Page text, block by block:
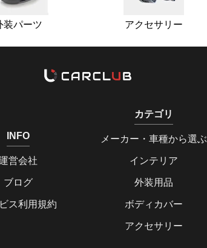
装パーツ アクセサリー
INFO
営会社
ブログ
ス利用規約
カテゴリ
メーカー・車種から選ぶ
インテリア
外装用品
ボディカバー
アクセサリー